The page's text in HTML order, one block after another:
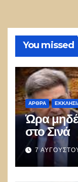
You missed
ΑΡΘΡΑ
Ώρα
στο Σινά
7